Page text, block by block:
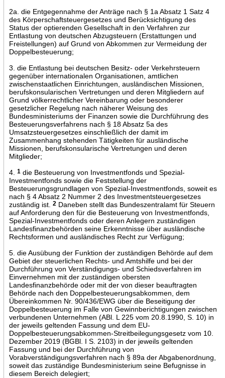
2a. die Entgegennahme der Anträge nach § 1a Absatz 1 Satz 4
des Körperschaftsteuergesetzes und Berücksichtigung des
Status der optierenden Gesellschaft in den Verfahren zur
Entlastung von deutschen Abzugsteuern (Erstattungen und
Freistellungen) auf Grund von Abkommen zur Vermeidung der
Doppelbesteuerung;
3. die Entlastung bei deutschen Besitz- oder Verkehrsteuern
gegenüber internationalen Organisationen, amtlichen
zwischenstaatlichen Einrichtungen, ausländischen Missionen,
berufskonsularischen Vertretungen und deren Mitgliedern auf
Grund völkerrechtlicher Vereinbarung oder besonderer
gesetzlicher Regelung nach näherer Weisung des
Bundesministeriums der Finanzen sowie die Durchführung des
Besteuerungsverfahrens nach § 18 Absatz 5a des
Umsatzsteuergesetzes einschließlich der damit im
Zusammenhang stehenden Tätigkeiten für ausländische
Missionen, berufskonsularische Vertretungen und deren
Mitglieder;
4.
1die Besteuerung von Investmentfonds und Spezial-
Investmentfonds sowie die Feststellung der
Besteuerungsgrundlagen von Spezial-Investmentfonds, soweit es
nach § 4 Absatz 2 Nummer 2 des Investmentsteuergesetzes
zuständig ist.
2Daneben stellt das Bundeszentralamt für Steuern
auf Anforderung den für die Besteuerung von Investmentfonds,
Spezial-Investmentfonds oder deren Anlegern zuständigen
Landesfinanzbehörden seine Erkenntnisse über ausländische
Rechtsformen und ausländisches Recht zur Verfügung;
5. die Ausübung der Funktion der zuständigen Behörde auf dem
Gebiet der steuerlichen Rechts- und Amtshilfe und bei der
Durchführung von Verständigungs- und Schiedsverfahren im
Einvernehmen mit der zuständigen obersten
Landesfinanzbehörde oder mit der von dieser beauftragten
Behörde nach den Doppelbesteuerungsabkommen, dem
Übereinkommen Nr. 90/436/EWG über die Beseitigung der
Doppelbesteuerung im Falle von Gewinnberichtigungen zwischen
verbundenen Unternehmen (ABl. L 225 vom 20.8.1990, S. 10) in
der jeweils geltenden Fassung und dem EU-
Doppelbesteuerungsabkommen-Streitbeilegungsgesetz vom 10.
Dezember 2019 (BGBl. I S. 2103) in der jeweils geltenden
Fassung und bei der Durchführung von
Vorabverständigungsverfahren nach § 89a der Abgabenordnung,
soweit das zuständige Bundesministerium seine Befugnisse in
diesem Bereich delegiert;